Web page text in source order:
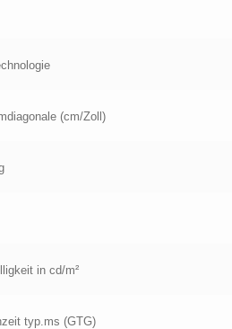
(cm/Zoll)
in cd/m²
typ.ms (GTG)